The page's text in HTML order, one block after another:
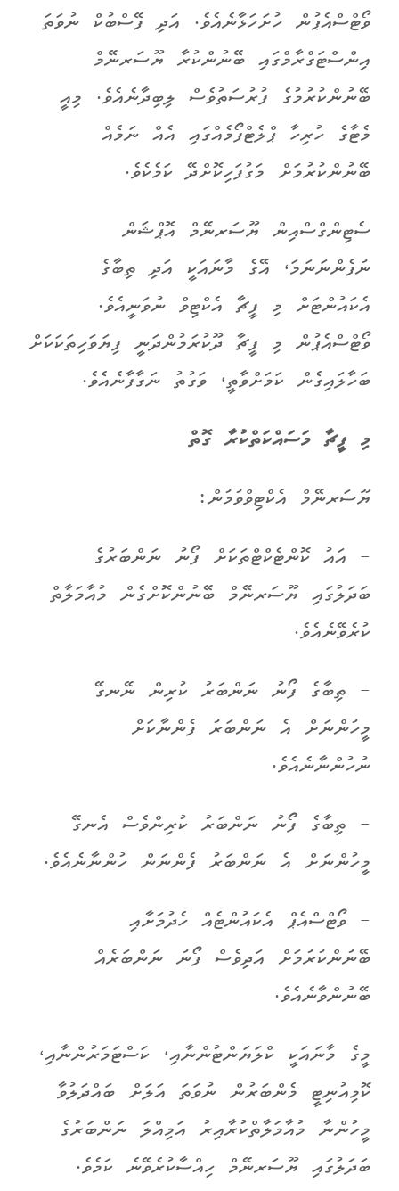
ވޯޓްސްއެޕުން ހުށަހަޅާނެއެވެ. އަދި ފޭސްބުކް ނުވަތަ
އިންސްޓަގްރާމްގައި ބޭނުންކުރާ ޔޫސަރނޭމް
ބޭނުންކުރުމުގެ ފުރުސަތުވެސް ލިބިދާނެއެވެ. މިއީ
މެޓާގެ ހުރިހާ ޕްލެޓްފޯމެއްގައި އެއް ނަމެއް
ބޭނުންކުރުމަށް މަގުފަހިކޮށްދޭ ކަމެކެވެ.
ސެޓިންގްސްއިން ޔޫސަރނޭމް އޮޕްޝަން
ނުފެންނަނަމަ، އޭގެ މާނައަކީ އަދި ތިބާގެ
އެކައުންޓަށް މި ފީޗާ އެކްޓިވް ނުވަނީއެވެ.
ވޯޓްސްއެޕުން މި ފީޗާ ދޫކުރަމުންދަނީ ފިޔަވަހިތަކަކަށް
ބަހާލައިގެން ކަމަށްވާތީ، ވަގުތު ނަގާފާނެއެވެ.
މި ފީޗާ މަސައްކަތްކުރާ ގޮތް
ޔޫސަރނޭމް އެކްޓިވްވުމުން:
- އައު ކޮންޓެކްޓްތަކަށް ފޯނު ނަންބަރުގެ
ބަދަލުގައި ޔޫސަރނޭމް ބޭނުންކޮށްގެން މުއާމަލާތް
ކުރެވޭނެއެވެ.
- ތިބާގެ ފޯނު ނަންބަރު ކުރިން ނޭނގޭ
މީހުންނަށް އެ ނަންބަރު ފެންނާކަށް
ނުހުންނާނެއެވެ.
- ތިބާގެ ފޯނު ނަންބަރު ކުރިންވެސް އެނގޭ
މީހުންނަށް އެ ނަންބަރު ފެންނަން ހުންނާނެއެވެ.
- ވޯޓްސްއެޕް އެކައުންޓެއް ހެދުމަށާއި
ބޭނުންކުރުމަށް އަދިވެސް ފޯނު ނަންބަރެއް
ބޭނުންވާނެއެވެ.
މީގެ މާނައަކީ ކްލަޔަންޓުންނާއި، ކަސްޓަމަރުންނާއި،
ކޮމިއުނިޓީ މެންބަރުން ނުވަތަ އަލަށް ބައްދަލުވާ
މީހުންނާ މުއާމަލާތްކުރާއިރު އަމިއްލަ ނަންބަރުގެ
ބަދަލުގައި ޔޫސަރނޭމް ހިއްސާކުރެވޭނެ ކަމެވެ.